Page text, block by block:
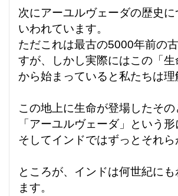
次にアーユルヴェーダの歴史
いわれています。
ただこれは最古の5000年前の
すが、しかし実際にはこの「
から始まっていると私たちは理
この地上に生命が登場したそ
「アーユルヴェーダ」という
そしてインドではずっとそれ
ところが、インドは何世紀に
ます。